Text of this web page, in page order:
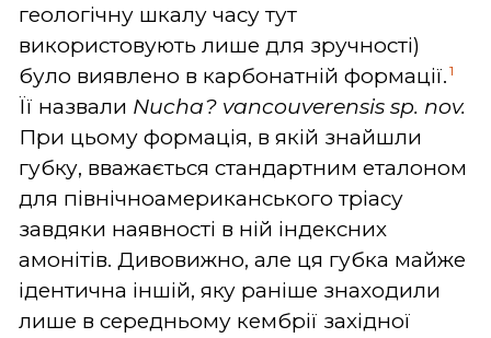
геологічну шкалу часу тут
використовують лише для зручності)
було виявлено в карбонатній формації. 1
Її назвали Nucha? vancouverensis sp. nov.
При цьому формація, в якій знайшли
губку, вважається стандартним еталоном
для північноамериканського тріасу
завдяки наявності в ній індексних
амонітів. Дивовижно, але ця губка майже
ідентична іншій, яку раніше знаходили
лише в середньому кембрії західної